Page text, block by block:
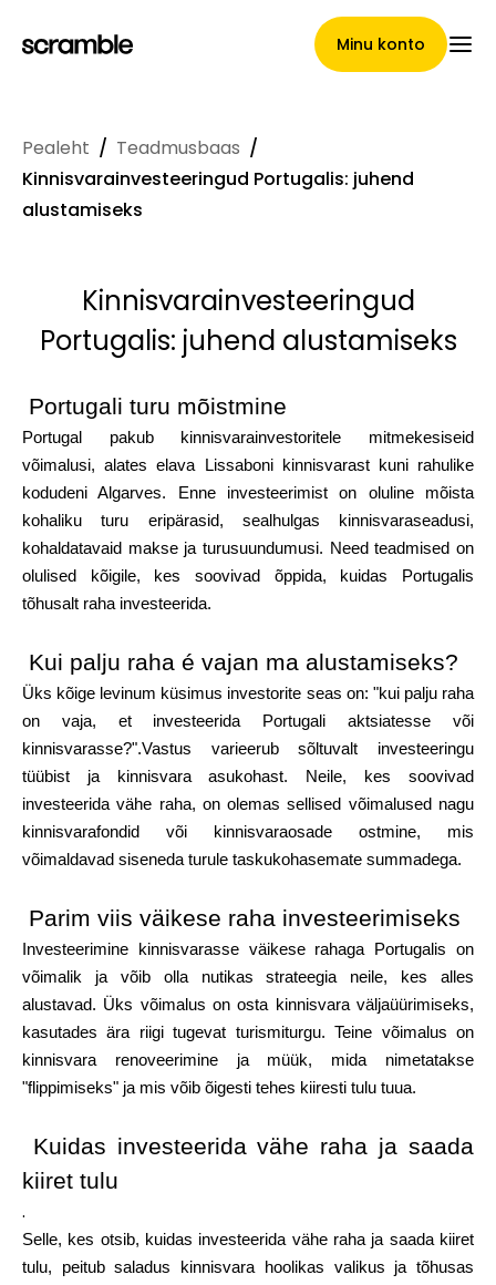
Minu konto
Pealeht
Nõuete loovutamise
tingimused
Brändide galerii
Brändi valik
Kalkulaatorid
Voorude ajalugu
Blogi
Võta meiega ühendust
Abi
Minu konto
Pealeht / Teadmusbaas /
Kinnisvarainvesteeringud Portugalis: juhend
alustamiseks
Kinnisvarainvesteeringud
Portugalis: juhend alustamiseks
Portugali turu mõistmine
Portugal pakub kinnisvarainvestoritele mitmekesiseid
võimalusi, alates elava Lissaboni kinnisvarast kuni rahulike
kodudeni Algarves. Enne investeerimist on oluline mõista
kohaliku turu eripärasid, sealhulgas kinnisvaraseadusi,
kohaldatavaid makse ja turusuundumusi. Need teadmised on
olulised kõigile, kes soovivad õppida, kuidas Portugalis
tõhusalt raha investeerida.
Kui palju raha é vajan ma alustamiseks?
Üks kõige levinum küsimus investorite seas on: "kui palju raha
on vaja, et investeerida Portugali aktsiatesse või
kinnisvarasse?".Vastus varieerub sõltuvalt investeeringu
tüübist ja kinnisvara asukohast. Neile, kes soovivad
investeerida vähe raha, on olemas sellised võimalused nagu
kinnisvarafondid või kinnisvaraosade ostmine, mis
võimaldavad siseneda turule taskukohasemate summadega.
Parim viis väikese raha investeerimiseks
Investeerimine kinnisvarasse väikese rahaga Portugalis on
võimalik ja võib olla nutikas strateegia neile, kes alles
alustavad. Üks võimalus on osta kinnisvara väljaüürimiseks,
kasutades ära riigi tugevat turismiturgu. Teine võimalus on
kinnisvara renoveerimine ja müük, mida nimetatakse
"flippimiseks" ja mis võib õigesti tehes kiiresti tulu tuua.
Kuidas investeerida vähe raha ja saada
kiiret tulu
.
Selle, kes otsib, kuidas investeerida vähe raha ja saada kiiret
tulu, peitub saladus kinnisvara hoolikas valikus ja tõhusas